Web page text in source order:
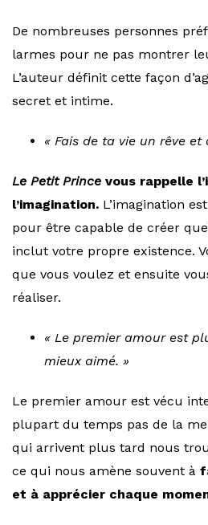
De nombreuses personnes
larmes pour ne pas montrer
L’auteur définit cette façon
secret et intime.
« Fais de ta vie un rêve et
Le Petit Prince vous rappelle
l’imagination. L’imagination
pour être capable de créer
inclut votre propre existence.
que vous voulez et ensuite
réaliser.
« Le premier amour est
mieux aimé. »
Le premier amour est vécu
plupart du temps pas de la
qui arrivent plus tard nous
ce qui nous amène souvent à
et à apprécier chaque